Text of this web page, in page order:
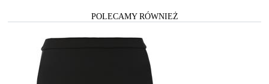
POLECAMY RÓWNIEŻ